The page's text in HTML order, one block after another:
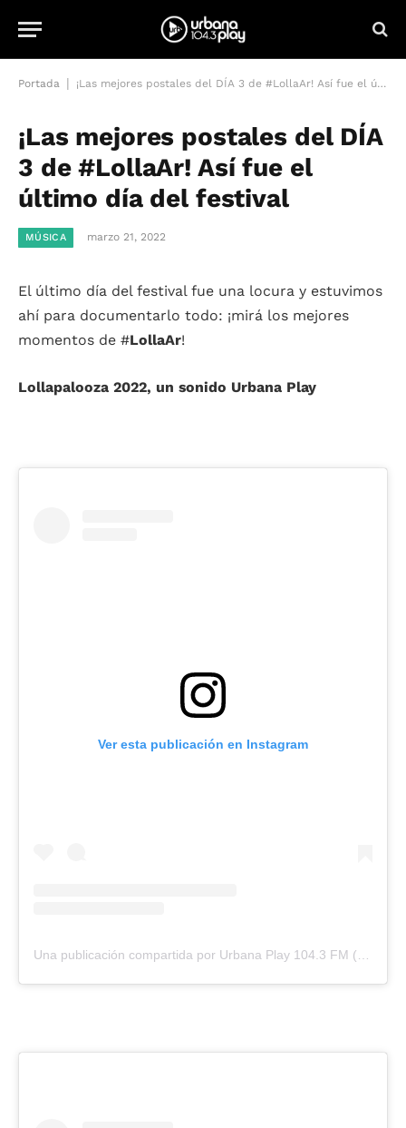
Portada ¡Las mejores postales del DÍA 3 de #LollaAr! Así fue el último día del festival
¡Las mejores postales del DÍA
3 de #LollaAr! Así fue el
último día del festival
MÚSICA marzo 21, 2022
El último día del festival fue una locura y estuvimos
ahí para documentarlo todo: ¡mirá los mejores
momentos de #LollaAr!
Lollapalooza 2022, un sonido Urbana Play
Ver esta publicación en Instagram